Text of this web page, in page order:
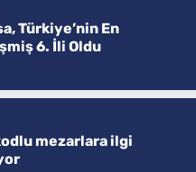
Türkiye’nin En
6. İli Oldu
mezarlara ilgi